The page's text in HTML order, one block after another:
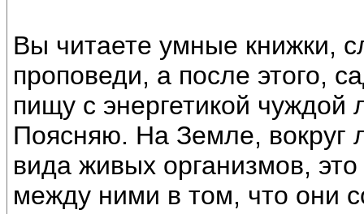
Вы читаете умные книжки,
проповеди, а после этого,
пищу с энергетикой чуждой
Поясняю. На Земле, вокруг
вида живых организмов,
между ними в том, что они